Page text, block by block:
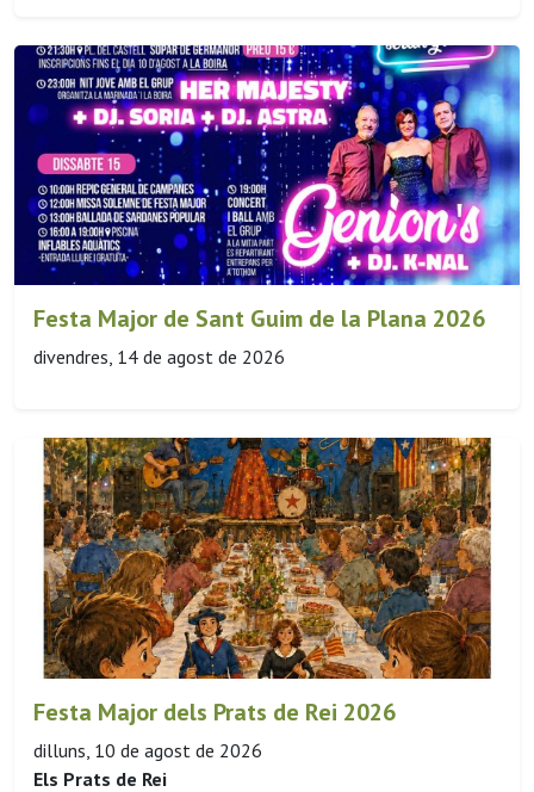
Festa Major de Sant Guim de la Plana 2026
divendres, 14 de agost de 2026
Festa Major dels Prats de Rei 2026
dilluns, 10 de agost de 2026
Els Prats de Rei